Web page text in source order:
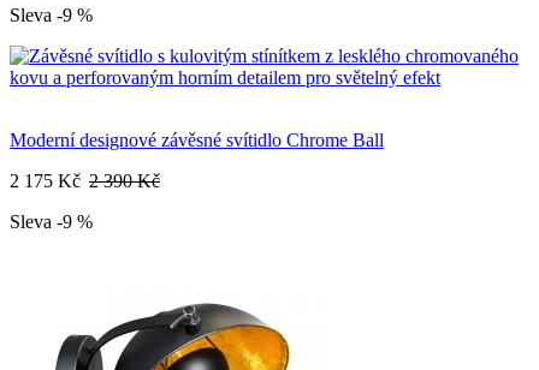
Sleva -9 %
Moderní designové závěsné svítidlo Chrome Ball
2 175 Kč 2 390 Kč
Sleva -9 %